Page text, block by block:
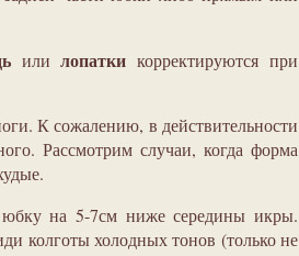
илилопатки корректируются при
К сожалению, в действительности
Рассмотрим случаи, когда форма
на 5-7см ниже середины икры.
колготы холодных тонов (только не